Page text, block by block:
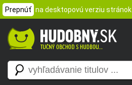
Prepnúť na desktopovú verziu stránok